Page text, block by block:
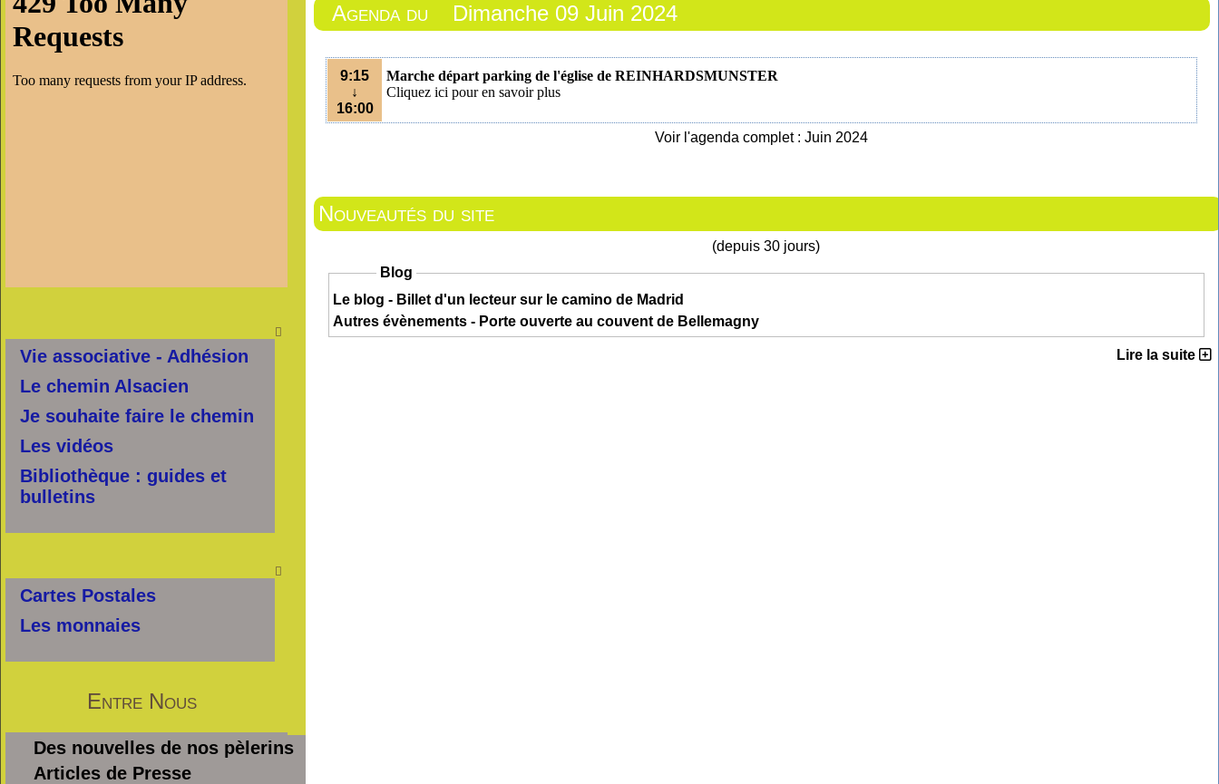

Vie associative - Adhésion
Le chemin Alsacien
Je souhaite faire le chemin
Les vidéos
Bibliothèque : guides et
bulletins

Cartes Postales
Les monnaies
Entre Nous
Des nouvelles de nos pèlerins
Articles de Presse
Agenda du Dimanche 09 Juin 2024
9:15
↓
16:00
Marche départparking de l'église de REINHARDSMUNSTER
Cliquez ici pour en savoir plus
Voir l'agenda complet : Juin 2024
Nouveautés du site
(depuis 30 jours)
Blog
Le blog - Billet d'un lecteur sur le camino de Madrid
Autres évènements - Porte ouverte au couvent de Bellemagny
Lire la suite